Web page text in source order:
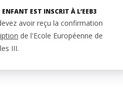
ENFANT EST INSCRIT À L’EEB3
avoir reçu la confirmation
de l'Ecole Européenne de
III.